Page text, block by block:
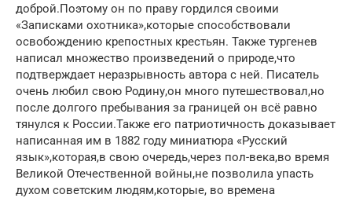
доброй.Поэтому он по праву гордился своими
«Записками охотника»,которые способствовали
освобождению крепостных крестьян. Также тургенев
написал множество произведений о природе,что
подтверждает неразрывность автора с ней. Писатель
очень любил свою Родину,он много путешествовал,но
после долгого пребывания за границей он всё равно
тянулся к России.Также его патриотичность доказывает
написанная им в 1882 году миниатюра «Русский
язык»,которая,в свою очередь,через пол-века,во время
Великой Отечественной войны,не позволила упасть
духом советским людям,которые, во времена